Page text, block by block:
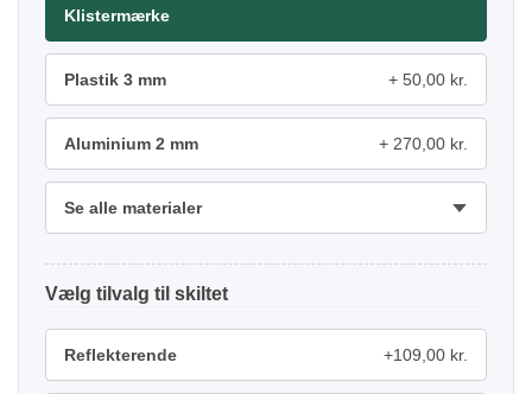
Klistermærke
Plastik 3 mm 50,00 kr.
Aluminium 2 mm 270,00 kr.
Se alle materialer
tilvalg
Reflekterende +109,00 kr.